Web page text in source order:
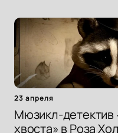
23 апреля
Мюзикл-детектив
хвоста» в Роза